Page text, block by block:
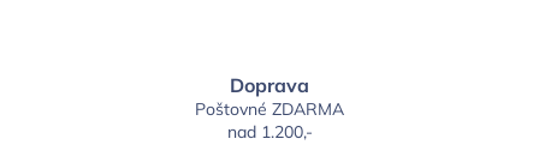
Doprava
Poštovné ZDARMA
nad 1.200,-